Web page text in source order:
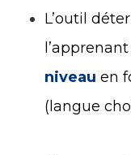
L’outil
niveau en
(langue